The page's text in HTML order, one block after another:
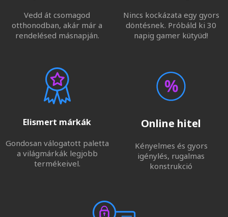
Vedd át csomagod
otthonodban, akár már a
rendelésed másnapján.
Nincs kockázata egy gyors
döntésnek. Próbáld ki 30
napig gamer kütyüd!
Elismert márkák
Gondosan válogatott paletta
a világmárkák legjobb
termékeivel.
Online hitel
Kényelmes és gyors
igénylés, rugalmas
konstrukció